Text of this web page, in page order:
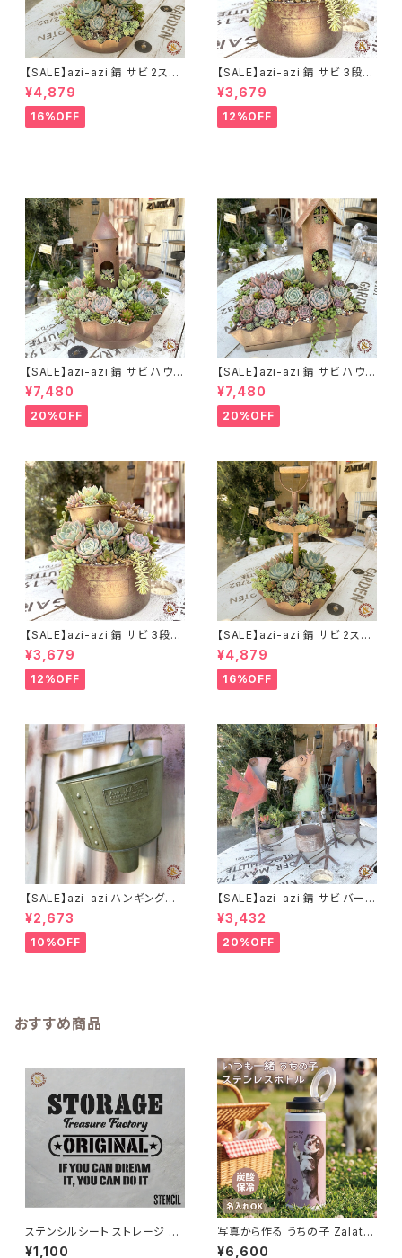
【SALE】azi-azi 錆 サビ 2ステ
ップ プランター
¥4,879
16%OFF
【SALE】azi-azi 錆 サビ 3段シ
ャビー プランター
¥3,679
12%OFF
【SALE】azi-azi 錆 サビ ハウス
プランター ラウンド 訳あり 特価
送料無料
¥7,480
20%OFF
【SALE】azi-azi 錆 サビ ハウス
プランター スクエア 訳あり 特
価 送料無料
¥7,480
20%OFF
【SALE】azi-azi 錆 サビ 3段シ
ャビー プランター
¥3,679
12%OFF
【SALE】azi-azi 錆 サビ 2ステ
ップ プランター
¥4,879
16%OFF
【SALE】azi-azi ハンギングブ
リキ漏斗プランターB
¥2,673
10%OFF
【SALE】azi-azi 錆 サビ バード
メタルプランター
¥3,432
20%OFF
おすすめ商品
ステンシルシート ストレージ S
TORAGE / オリジナル DIY ハ
¥1,100
写真から作る うちの子 Zalatto
炭酸サーモボトル 名入れ無料
¥6,600